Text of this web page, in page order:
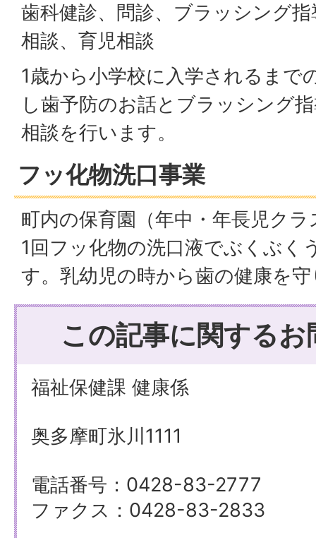
歯科健診、問診、ブラッシング
相談、育児相談
1歳から小学校に入学されるまで
し歯予防のお話とブラッシング
相談を行います。
フッ化物洗口事業
町内の保育園（年中・年長児ク
1回フッ化物の洗口液でぶくぶく
す。乳幼児の時から歯の健康を
この記事に関する
福祉保健課 健康係
奥多摩町氷川1111
電話番号：0428-83-2777
ファクス：0428-83-2833